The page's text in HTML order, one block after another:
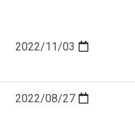
2022/11/03
2022/08/27